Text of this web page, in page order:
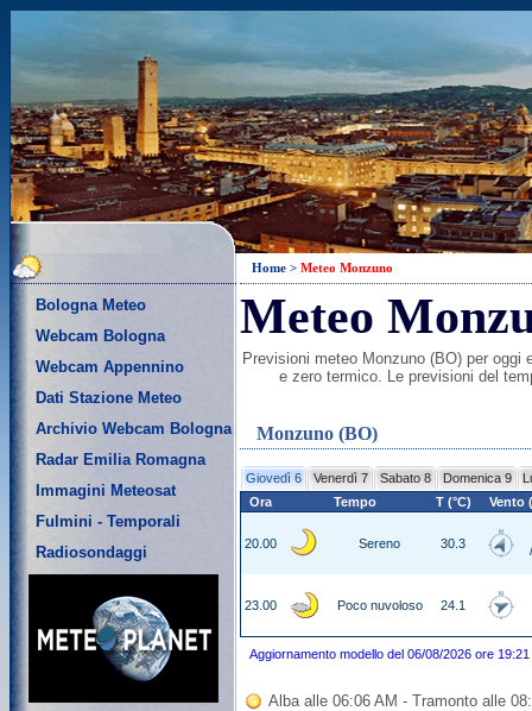
Bologna Meteo
Webcam Bologna
Webcam Appennino
Dati Stazione Meteo
Archivio Webcam Bologna
Radar Emilia Romagna
Immagini Meteosat
Fulmini - Temporali
Radiosondaggi
Home > Meteo Monzuno
Meteo
Previsioni meteo Monzuno (BO) per
e zero termico. Le previsioni del
Monzuno (BO)
Giovedì 6 Venerdì 7 Sabato 8 Domenica 9
Ora
Tempo T (°C) Vento
20.00 Sereno 30.3
23.00 Poco nuvoloso 24.1
Aggiornamento modello del 06/08/2026 ore 19:21
Alba alle 06:06 AM - Tramonto alle